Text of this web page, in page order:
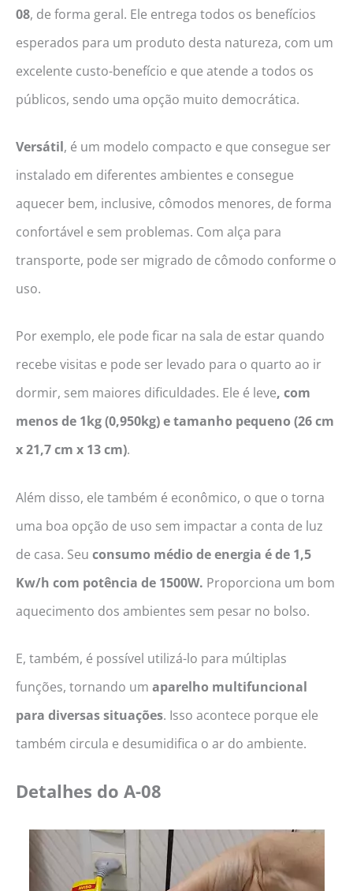
08, de forma geral. Ele entrega todos os benefícios
esperados para um produto desta natureza, com um
excelente custo-benefício e que atende a todos os
públicos, sendo uma opção muito democrática.
Versátil, é um modelo compacto e que consegue ser
instalado em diferentes ambientes e consegue
aquecer bem, inclusive, cômodos menores, de forma
confortável e sem problemas. Com alça para
transporte, pode ser migrado de cômodo conforme o
uso.
Por exemplo, ele pode ficar na sala de estar quando
recebe visitas e pode ser levado para o quarto ao ir
dormir, sem maiores dificuldades. Ele é leve, com
menos de 1kg (0,950kg) e tamanho pequeno (26 cm
x 21,7 cm x 13 cm).
Além disso, ele também é econômico, o que o torna
uma boa opção de uso sem impactar a conta de luz
de casa. Seu consumo médio de energia é de 1,5
Kw/h com potência de 1500W. Proporciona um bom
aquecimento dos ambientes sem pesar no bolso.
E, também, é possível utilizá-lo para múltiplas
funções, tornando um aparelho multifuncional
para diversas situações. Isso acontece porque ele
também circula e desumidifica o ar do ambiente.
Detalhes do A-08